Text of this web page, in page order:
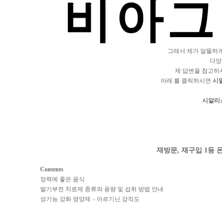
그래서 제가 알뜰하
다
제 답변을 참고하
아래 를 클릭하시면 시
시알리
재방문, 재구입 1등
Contents
정력에 좋은 음식
발기부전 치료제 종류와 용량 및 섭취 방법 안내
성기능 강화 영양제 – 아르기닌 강직도